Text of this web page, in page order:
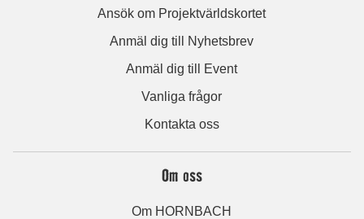
Ansök om Projektvärldskortet
Anmäl dig till Nyhetsbrev
Anmäl dig till Event
Vanliga frågor
Kontakta oss
Om oss
Om HORNBACH